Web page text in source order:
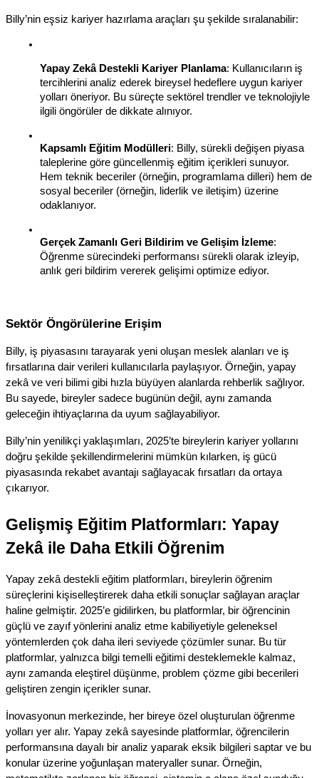
Billy’nin eşsiz kariyer hazırlama araçları şu şekilde sıralanabilir:
Yapay Zekâ Destekli Kariyer Planlama: Kullanıcıların iş
tercihlerini analiz ederek bireysel hedeflere uygun kariyer
yolları öneriyor. Bu süreçte sektörel trendler ve teknolojiyle
ilgili öngörüler de dikkate alınıyor.
Kapsamlı Eğitim Modülleri: Billy, sürekli değişen piyasa
taleplerine göre güncellenmiş eğitim içerikleri sunuyor.
Hem teknik beceriler (örneğin, programlama dilleri) hem de
sosyal beceriler (örneğin, liderlik ve iletişim) üzerine
odaklanıyor.
Gerçek Zamanlı Geri Bildirim ve Gelişim İzleme:
Öğrenme sürecindeki performansı sürekli olarak izleyip,
anlık geri bildirim vererek gelişimi optimize ediyor.
Sektör Öngörülerine Erişim
Billy, iş piyasasını tarayarak yeni oluşan meslek alanları ve iş
fırsatlarına dair verileri kullanıcılarla paylaşıyor. Örneğin, yapay
zekâ ve veri bilimi gibi hızla büyüyen alanlarda rehberlik sağlıyor.
Bu sayede, bireyler sadece bugünün değil, aynı zamanda
geleceğin ihtiyaçlarına da uyum sağlayabiliyor.
Billy’nin yenilikçi yaklaşımları, 2025’te bireylerin kariyer yollarını
doğru şekilde şekillendirmelerini mümkün kılarken, iş gücü
piyasasında rekabet avantajı sağlayacak fırsatları da ortaya
çıkarıyor.
Gelişmiş Eğitim Platformları: Yapay
Zekâ ile Daha Etkili Öğrenim
Yapay zekâ destekli eğitim platformları, bireylerin öğrenim
süreçlerini kişiselleştirerek daha etkili sonuçlar sağlayan araçlar
haline gelmiştir. 2025’e gidilirken, bu platformlar, bir öğrencinin
güçlü ve zayıf yönlerini analiz etme kabiliyetiyle geleneksel
yöntemlerden çok daha ileri seviyede çözümler sunar. Bu tür
platformlar, yalnızca bilgi temelli eğitimi desteklemekle kalmaz,
aynı zamanda eleştirel düşünme, problem çözme gibi becerileri
geliştiren zengin içerikler sunar.
İnovasyonun merkezinde, her bireye özel oluşturulan öğrenme
yolları yer alır. Yapay zekâ sayesinde platformlar, öğrencilerin
performansına dayalı bir analiz yaparak eksik bilgileri saptar ve bu
konular üzerine yoğunlaşan materyaller sunar. Örneğin,